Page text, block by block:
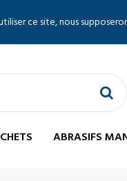
ce site, nous
ABRASIFS